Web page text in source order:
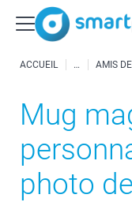
ACCUEIL AMIS
Mug
photo